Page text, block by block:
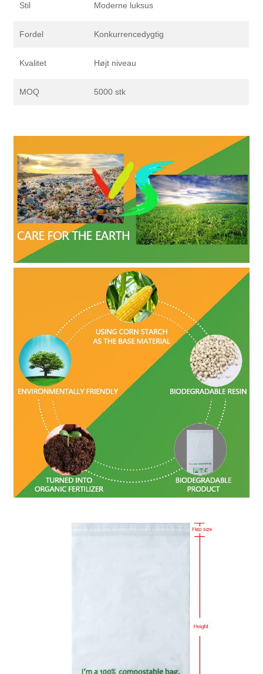
Stil Moderne luksus
Fordel Konkurrencedygtig
Kvalitet Højt niveau
MOQ 5000 stk